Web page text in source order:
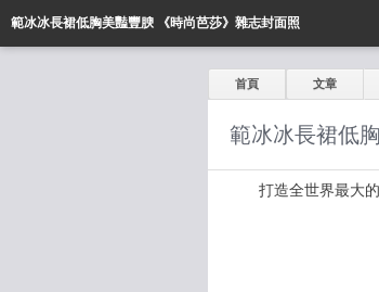
範冰冰長裙低胸美豔豐腴 《時尚芭莎》雜志封面照
首頁 文章
範冰冰長裙低
打造全世界最大